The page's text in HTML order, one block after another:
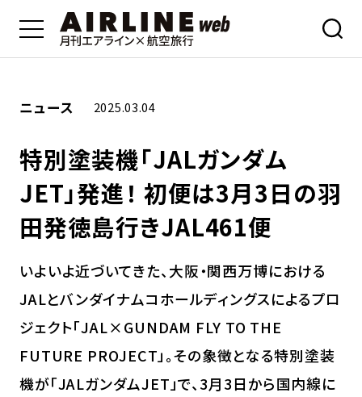
ニュース 2025.03.04
特別塗装機「JALガンダム
JET」発進！ 初便は3月3日の羽
田発徳島行きJAL461便
いよいよ近づいてきた、大阪・関西万博における
JALとバンダイナムコホールディングスによるプロ
ジェクト「JAL×GUNDAM FLY TO THE
FUTURE PROJECT」。その象徴となる特別塗装
機が「JALガンダムJET」で、3月3日から国内線に